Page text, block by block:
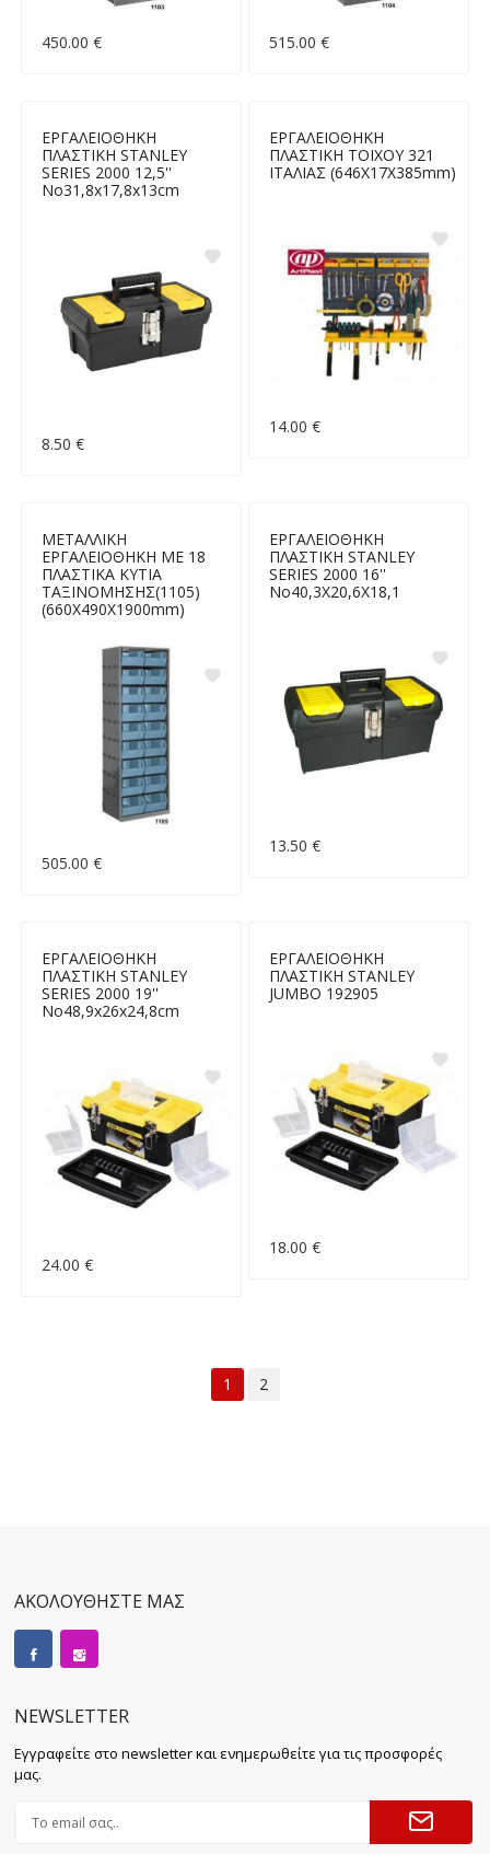
450.00 € 515.00 €
ΕΡΓΑΛΕΙΟΘΗΚΗ
ΠΛΑΣΤΙΚΗ STANLEY
SERIES 2000 12,5''
Νο31,8x17,8x13cm
8.50 €
ΕΡΓΑΛΕΙΟΘΗΚΗ
ΠΛΑΣΤΙΚΗ ΤΟΙΧΟΥ 321
ΙΤΑΛΙΑΣ (646Χ17Χ385mm)
14.00 €
ΜΕΤΑΛΛΙΚΗ
ΕΡΓΑΛΕΙΟΘΗΚΗ ΜΕ 18
ΠΛΑΣΤΙΚΑ ΚΥΤΙΑ
ΤΑΞΙΝΟΜΗΣΗΣ(1105)
(660Χ490Χ1900mm)
505.00 €
ΕΡΓΑΛΕΙΟΘΗΚΗ
ΠΛΑΣΤΙΚΗ STANLEY
SERIES 2000 16''
Νο40,3X20,6X18,1
13.50 €
ΕΡΓΑΛΕΙΟΘΗΚΗ
ΠΛΑΣΤΙΚΗ STANLEY
SERIES 2000 19''
Νο48,9x26x24,8cm
24.00 €
ΕΡΓΑΛΕΙΟΘΗΚΗ
ΠΛΑΣΤΙΚΗ STANLEY
JUMBO 192905
18.00 €
1 2
ΑΚΟΛΟΥΘΗΣΤΕ ΜΑΣ
NEWSLETTER
Εγγραφείτε στο newsletter και ενημερωθείτε για τις προσφορές
μας.